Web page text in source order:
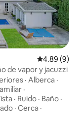
Calificación
4.89 (9)
de vapor y jacuzzi
· Alberca ·
·
· Ruido · Baño ·
· Cerca ·